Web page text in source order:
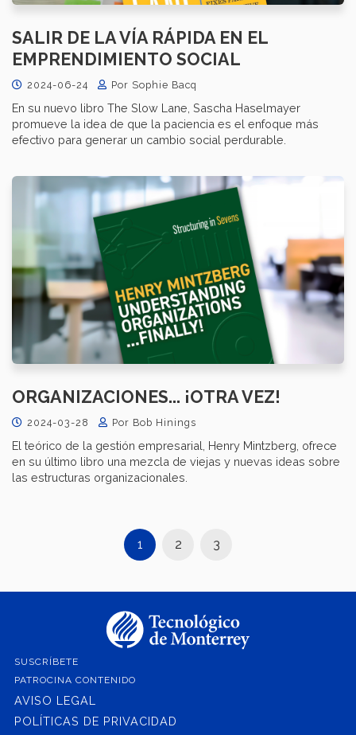
SALIR DE LA VÍA RÁPIDA EN EL
EMPRENDIMIENTO SOCIAL
2024-06-24 Por Sophie Bacq
En su nuevo libro The Slow Lane, Sascha Haselmayer
promueve la idea de que la paciencia es el enfoque más
efectivo para generar un cambio social perdurable.
ORGANIZACIONES... ¡OTRA VEZ!
2024-03-28 Por Bob Hinings
El teórico de la gestión empresarial, Henry Mintzberg, ofrece
en su último libro una mezcla de viejas y nuevas ideas sobre
las estructuras organizacionales.
1 2 3
SUSCRÍBETE
PATROCINA CONTENIDO
AVISO LEGAL
POLÍTICAS DE PRIVACIDAD